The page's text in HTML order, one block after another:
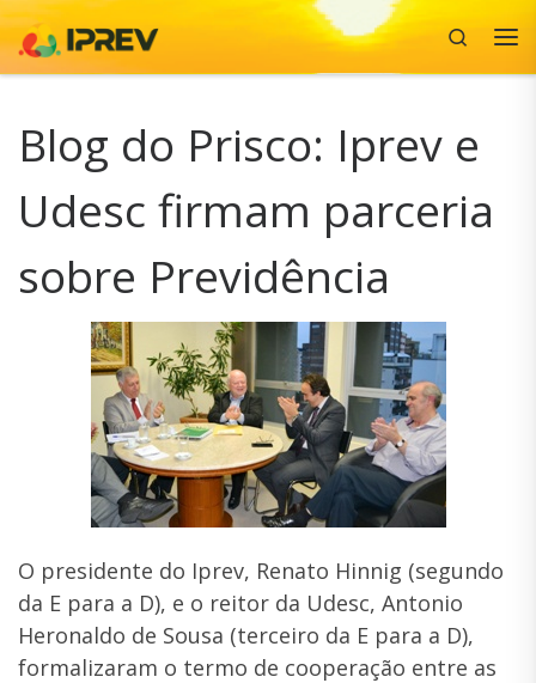
Skip to content
Search
Blog do Prisco: Iprev e
Udesc firmam parceria
sobre Previdência
O presidente do Iprev, Renato Hinnig (segundo
da E para a D), e o reitor da Udesc, Antonio
Heronaldo de Sousa (terceiro da E para a D),
formalizaram o termo de cooperação entre as